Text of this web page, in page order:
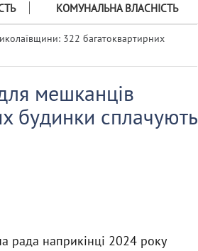
КОМУНАЛЬНА ВЛАСНІСТЬ
322 багатоквартирних
мешканців
будинки сплачують
рада наприкінці 2024 року